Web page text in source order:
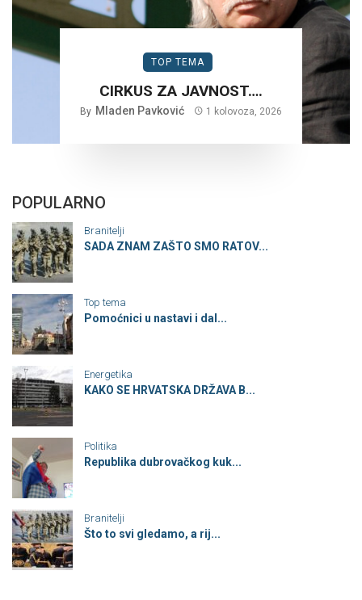
TOP TEMA
CIRKUS ZA JAVNOST….
By Mladen Pavković 1 kolovoza, 2026
POPULARNO
Branitelji
SADA ZNAM ZAŠTO SMO RATOV...
Top tema
Pomoćnici u nastavi i dal...
Energetika
KAKO SE HRVATSKA DRŽAVA B...
Politika
Republika dubrovačkog kuk...
Branitelji
Što to svi gledamo, a rij...